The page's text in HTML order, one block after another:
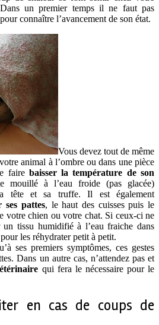
un premier temps il ne faut pas
connaître l’avancement de son état.
Vous devez tout de même
animal à l’ombre ou dans une pièce
faire baisser la température de son
mouillé à l’eau froide (pas glacée)
tête et sa truffe. Il est également
pattes, le haut des cuisses puis le
votre chien ou votre chat. Si ceux-ci ne
un tissu humidifié à l’eau fraiche dans
les réhydrater petit à petit.
ses premiers symptômes, ces gestes
Dans un autre cas, n’attendez pas et
qui fera le nécessaire pour le
en cas de coups de